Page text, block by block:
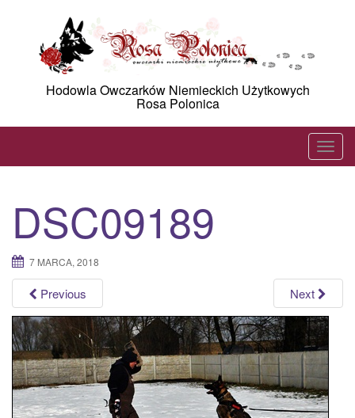
Hodowla Owczarków Niemieckich Użytkowych
Rosa Polonica
T
o
v
i
g
a
t
i
DSC09189
7 MARCA, 2018
Previous Next